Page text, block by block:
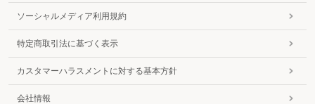
ソーシャルメディア利用規約
特定商取引法に基づく表示
カスタマーハラスメントに対する基本方針
会社情報